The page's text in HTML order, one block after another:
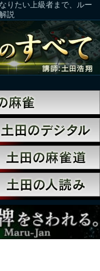
りたい上級者まで、ルー
説